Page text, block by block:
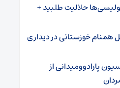
حلالیت طلبید +
همنام خوزستانی در دیداری
پارادوومیدانی از